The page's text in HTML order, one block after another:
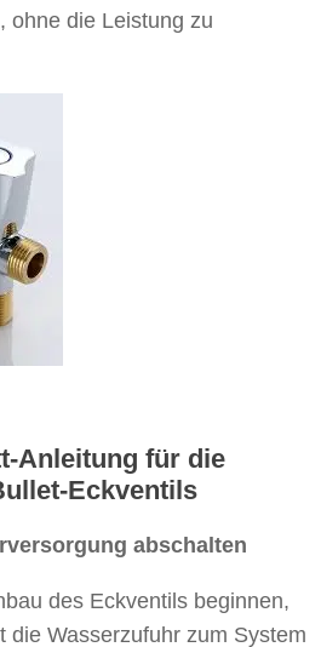
ohne die Leistung zu
Anleitung für die
Eckventils
abschalten
des Eckventils beginnen,
die Wasserzufuhr zum System